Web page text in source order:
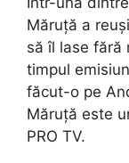
Măruță a
să îl lase fără
timpul
făcut-o pe
Măruță este
PRO TV.